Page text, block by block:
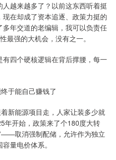
越来越多了？以前这东西听着挺
在却成了资本追逐、政策力挺的
年交道的老编辑，我可以负责任
最强的大机会，没有之一。
四个硬核逻辑在背后撑腰，每一
于能自己赚钱了
新能源项目走，人家让装多少就
年开始，政策来了个180度大转
取消强制配储，允许作为独立
量电价体系。